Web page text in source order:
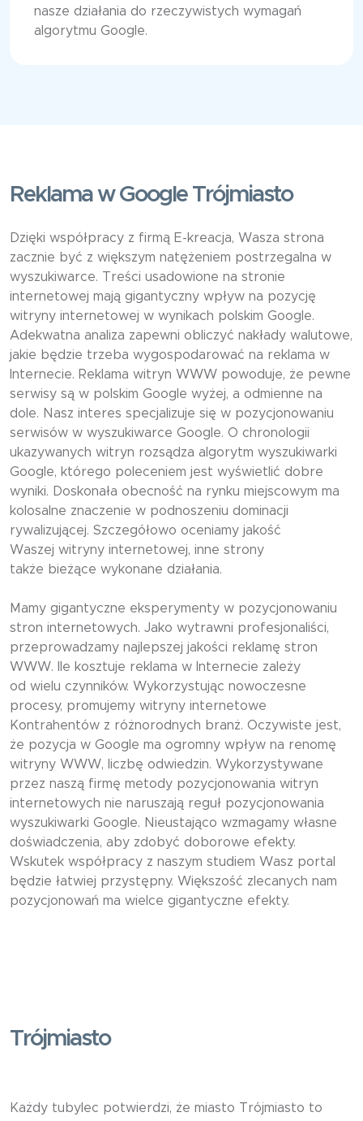
nasze działania do rzeczywistych wymagań
algorytmu Google.
Reklama w Google Trójmiasto
Dzięki współpracy z firmą E-kreacja, Wasza strona
zacznie być z większym natężeniem postrzegalna w
wyszukiwarce. Treści usadowione na stronie
internetowej mają gigantyczny wpływ na pozycję
witryny internetowej w wynikach polskim Google.
Adekwatna analiza zapewni obliczyć nakłady walutowe,
jakie będzie trzeba wygospodarować na reklama w
Internecie. Reklama witryn WWW powoduje, że pewne
serwisy są w polskim Google wyżej, a odmienne na
dole. Nasz interes specjalizuje się w pozycjonowaniu
serwisów w wyszukiwarce Google. O chronologii
ukazywanych witryn rozsądza algorytm wyszukiwarki
Google, którego poleceniem jest wyświetlić dobre
wyniki. Doskonała obecność na rynku miejscowym ma
kolosalne znaczenie w podnoszeniu dominacji
rywalizującej. Szczegółowo oceniamy jakość
Waszej witryny internetowej, inne strony
także bieżące wykonane działania.
Mamy gigantyczne eksperymenty w pozycjonowaniu
stron internetowych. Jako wytrawni profesjonaliści,
przeprowadzamy najlepszej jakości reklamę stron
WWW. Ile kosztuje reklama w Internecie zależy
od wielu czynników. Wykorzystując nowoczesne
procesy, promujemy witryny internetowe
Kontrahentów z różnorodnych branż. Oczywiste jest,
że pozycja w Google ma ogromny wpływ na renomę
witryny WWW, liczbę odwiedzin. Wykorzystywane
przez naszą firmę metody pozycjonowania witryn
internetowych nie naruszają reguł pozycjonowania
wyszukiwarki Google. Nieustająco wzmagamy własne
doświadczenia, aby zdobyć doborowe efekty.
Wskutek współpracy z naszym studiem Wasz portal
będzie łatwiej przystępny. Większość zlecanych nam
pozycjonowań ma wielce gigantyczne efekty.
Trójmiasto
Każdy tubylec potwierdzi, że miasto Trójmiasto to